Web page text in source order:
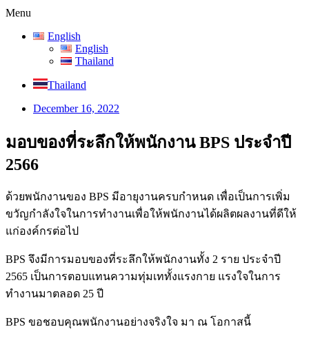
Menu
English
English
Thailand
Thailand
December 16, 2022
มอบของที่ระลึกให้พนักงาน BPS ประจำปี
2566
ด้วยพนักงานของ BPS มีอายุงานครบกำหนด เพื่อเป็นการเพิ่ม
ขวัญกำลังใจในการทำงานเพื่อให้พนักงานได้ผลิตผลงานที่ดีให้
แก่องค์กรต่อไป
BPS จึงมีการมอบของที่ระลึกให้พนักงานทั้ง 2 ราย ประจำปี
2565 เป็นการตอบแทนความทุ่มเททั้งแรงกาย แรงใจในการ
ทำงานมาตลอด 25 ปี
BPS ขอชอบคุณพนักงานอย่างจริงใจ มา ณ โอกาสนี้